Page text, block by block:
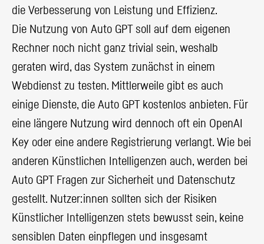
die Verbesserung von Leistung und Effizienz.
Die Nutzung von Auto GPT soll auf dem eigenen
Rechner noch nicht ganz trivial sein, weshalb
geraten wird, das System zunächst in einem
Webdienst zu testen. Mittlerweile gibt es auch
einige Dienste, die Auto GPT kostenlos anbieten. Für
eine längere Nutzung wird dennoch oft ein OpenAI
Key oder eine andere Registrierung verlangt. Wie bei
anderen Künstlichen Intelligenzen auch, werden bei
Auto GPT Fragen zur Sicherheit und Datenschutz
gestellt. Nutzer:innen sollten sich der Risiken
Künstlicher Intelligenzen stets bewusst sein, keine
sensiblen Daten einpflegen und insgesamt